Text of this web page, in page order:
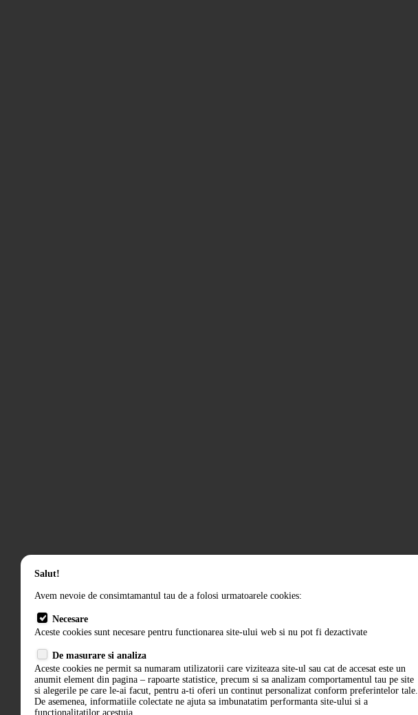
Salut!
Avem nevoie de consimtamantul tau de a folosi urmatoarele cookies:
Necesare
Aceste cookies sunt necesare pentru functionarea site-ului web si nu pot fi dezactivate
De masurare si analiza
Aceste cookies ne permit sa numaram utilizatorii care viziteaza site-ul sau cat de accesat este un
anumit element din pagina – rapoarte statistice, precum si sa analizam comportamentul tau pe site
si alegerile pe care le-ai facut, pentru a-ti oferi un continut personalizat conform preferintelor tale.
De asemenea, informatiile colectate ne ajuta sa imbunatatim performanta site-ului si a
functionalitatilor acestuia.